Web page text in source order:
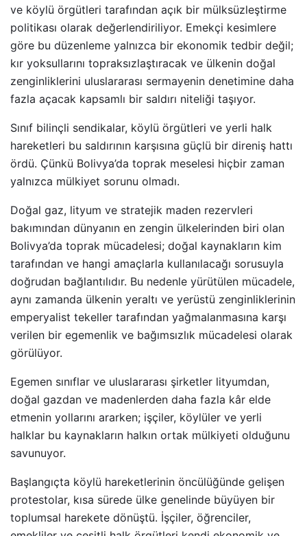
ve köylü örgütleri tarafından açık bir mülksüzleştirme
politikası olarak değerlendiriliyor. Emekçi kesimlere
göre bu düzenleme yalnızca bir ekonomik tedbir değil;
kır yoksullarını topraksızlaştıracak ve ülkenin doğal
zenginliklerini uluslararası sermayenin denetimine daha
fazla açacak kapsamlı bir saldırı niteliği taşıyor.
Sınıf bilinçli sendikalar, köylü örgütleri ve yerli halk
hareketleri bu saldırının karşısına güçlü bir direniş hattı
ördü. Çünkü Bolivya’da toprak meselesi hiçbir zaman
yalnızca mülkiyet sorunu olmadı.
Doğal gaz, lityum ve stratejik maden rezervleri
bakımından dünyanın en zengin ülkelerinden biri olan
Bolivya’da toprak mücadelesi; doğal kaynakların kim
tarafından ve hangi amaçlarla kullanılacağı sorusuyla
doğrudan bağlantılıdır. Bu nedenle yürütülen mücadele,
aynı zamanda ülkenin yeraltı ve yerüstü zenginliklerinin
emperyalist tekeller tarafından yağmalanmasına karşı
verilen bir egemenlik ve bağımsızlık mücadelesi olarak
görülüyor.
Egemen sınıflar ve uluslararası şirketler lityumdan,
doğal gazdan ve madenlerden daha fazla kâr elde
etmenin yollarını ararken; işçiler, köylüler ve yerli
halklar bu kaynakların halkın ortak mülkiyeti olduğunu
savunuyor.
Başlangıçta köylü hareketlerinin öncülüğünde gelişen
protestolar, kısa sürede ülke genelinde büyüyen bir
toplumsal harekete dönüştü. İşçiler, öğrenciler,